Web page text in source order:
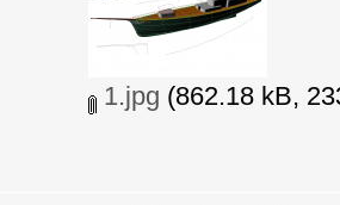
1.jpg (862.18 kB,